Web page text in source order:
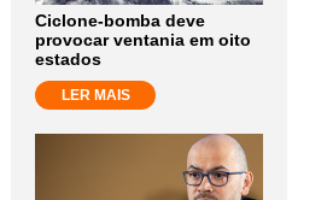
Ciclone-bomba deve
provocar ventania em oito
estados
LER MAIS